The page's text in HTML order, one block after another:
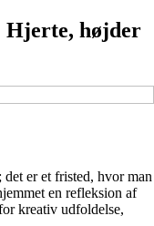
Hjerte, højder
er et fristed, hvor man
en refleksion af
kreativ udfoldelse,